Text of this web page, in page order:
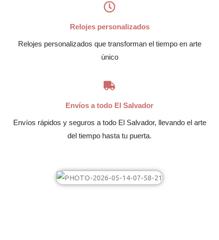
Relojes personalizados
Relojes personalizados que transforman el tiempo en arte
único
Envíos a todo El Salvador
Envíos rápidos y seguros a todo El Salvador, llevando el arte
del tiempo hasta tu puerta.